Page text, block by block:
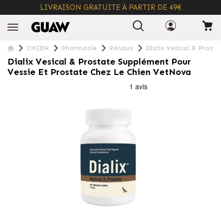
LIVRAISON GRATUITE À PARTIR DE 49€
CHIEN Pharmacie Rénaux Dialix Vesical &
Dialix Vesical & Prostate Supplément Pour
Vessie Et Prostate Chez Le Chien VetNova